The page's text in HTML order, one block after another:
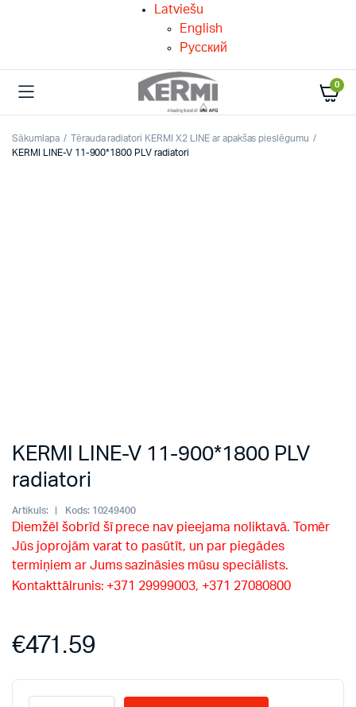
Latviešu
English
Русский
0
Sākumlapa
Tērauda radiatori KERMI X2 LINE ar apakšas pieslēgumu
KERMI LINE-V 11-900*1800 PLV radiatori
KERMI LINE-V 11-900*1800 PLV
radiatori
Artikuls: Kods: 10249400
Diemžēl šobrīd šī prece nav pieejama noliktavā. Tomēr
Jūs joprojām varat to pasūtīt, un par piegādes
termiņiem ar Jums sazināsies mūsu speciālists.
Kontakttālrunis: +371 29999003, +371 27080800
€471.59